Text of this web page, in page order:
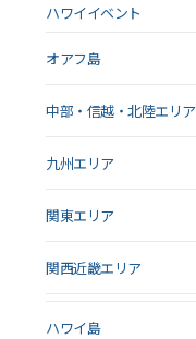
ハワイイベント
オアフ島
中部・信越・北陸エリア
九州エリア
関東エリア
関西近畿エリア
ハワイ島